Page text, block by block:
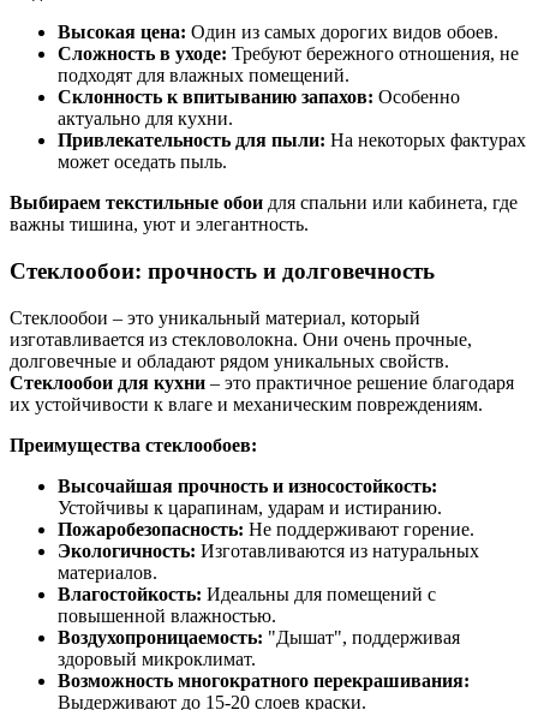
Высокая цена: Один из самых дорогих видов обоев.
Сложность в уходе: Требуют бережного отношения, не
подходят для влажных помещений.
Склонность к впитыванию запахов: Особенно
актуально для кухни.
Привлекательность для пыли: На некоторых фактурах
может оседать пыль.
Выбираем текстильные обои для спальни или кабинета, где
важны тишина, уют и элегантность.
Стеклообои: прочность и долговечность
Стеклообои – это уникальный материал, который
изготавливается из стекловолокна. Они очень прочные,
долговечные и обладают рядом уникальных свойств.
Стеклообои для кухни – это практичное решение благодаря
их устойчивости к влаге и механическим повреждениям.
Преимущества стеклообоев:
Высочайшая прочность и износостойкость:
Устойчивы к царапинам, ударам и истиранию.
Пожаробезопасность: Не поддерживают горение.
Экологичность: Изготавливаются из натуральных
материалов.
Влагостойкость: Идеальны для помещений с
повышенной влажностью.
Воздухопроницаемость: "Дышат", поддерживая
здоровый микроклимат.
Возможность многократного перекрашивания:
Выдерживают до 15-20 слоев краски.